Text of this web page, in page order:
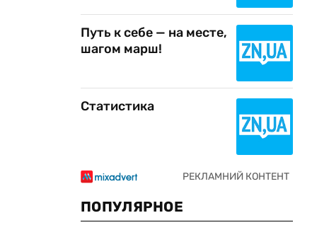
Путь к себе — на месте,
шагом марш!
Статистика
ПОПУЛЯРНОЕ